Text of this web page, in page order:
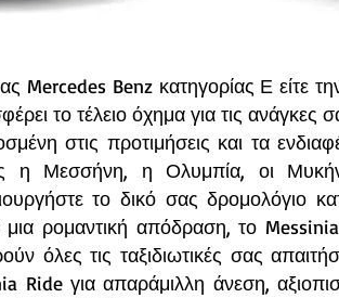
Mercedes Benz κατηγορίας Ε είτε
το τέλειο όχημα για τις ανάγκες
στις προτιμήσεις και τα
η Μεσσήνη, η Ολυμπία, οι
το δικό σας δρομολόγιο
μια ρομαντική απόδραση, το
όλες τις ταξιδιωτικές σας
Ride για απαράμιλλη άνεση,